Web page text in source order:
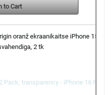
to Cart
oranž ekraanikaitse iPhone 15
2 tk
Pack, transparency - iPhone 16 Pro